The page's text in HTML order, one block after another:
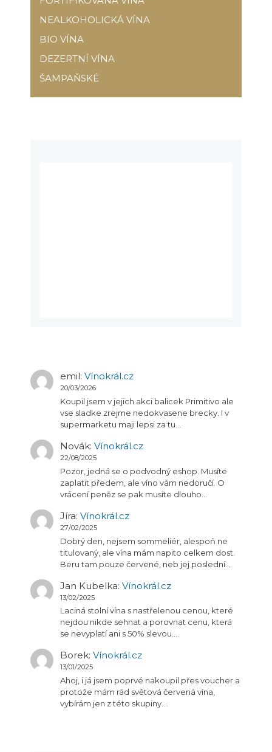
NEALKOHOLICKÁ VÍNA
BIO VÍNA
DEZERTNÍ VÍNA
ŠAMPAŇSKÉ
emil: Vínokrál.cz
20/03/2026
Koupil jsem v jejich akci balicek Primitivo ale
vse sladke zrejme nedokvasene brecky. I v
supermarketu maji lepsi za tu…
Novák: Vínokrál.cz
22/08/2025
Pozor, jedná se o podvodný eshop. Musíte
zaplatit předem, ale víno vám nedoručí. O
vrácení peněz se pak musíte dlouho…
Jíra: Vínokrál.cz
27/02/2025
Dobrý den, nejsem sommeliér, alespoň ne
titulovaný, ale vína mám napito celkem dost.
Beru tam pouze červené, neb jej poslední…
Jan Kubelka: Vínokrál.cz
13/02/2025
Laciná stolní vína s nastřelenou cenou, které
nejdou nikde sehnat a porovnat cenu, která
se nevyplatí ani s 50% slevou.…
Borek: Vínokrál.cz
13/01/2025
Ahoj, i já jsem poprvé nakoupil přes voucher a
protože mám rád světová červená vína,
vybírám jen z této skupiny.…